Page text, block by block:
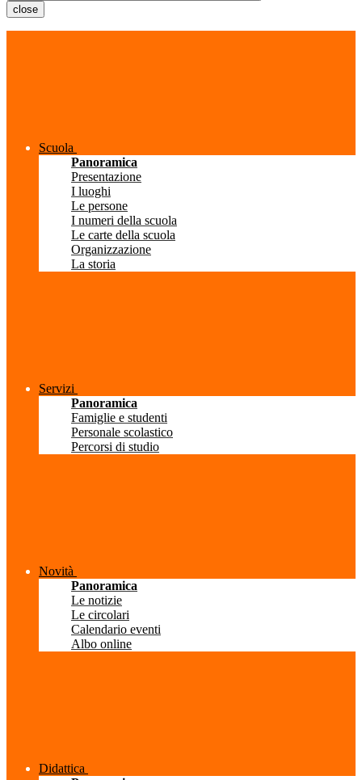
close
Scuola
Panoramica
Presentazione
I luoghi
Le persone
I numeri della scuola
Le carte della scuola
Organizzazione
La storia
Servizi
Panoramica
Famiglie e studenti
Personale scolastico
Percorsi di studio
Novità
Panoramica
Le notizie
Le circolari
Calendario eventi
Albo online
Didattica